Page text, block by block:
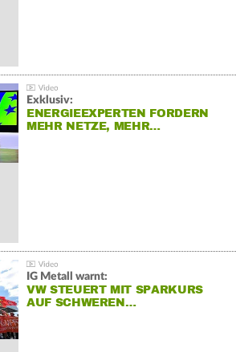
Exklusiv:
ENERGIEEXPERTEN FORDERN
MEHR NETZE, MEHR…
IG Metall warnt:
VW STEUERT MIT SPARKURS
AUF SCHWEREN…